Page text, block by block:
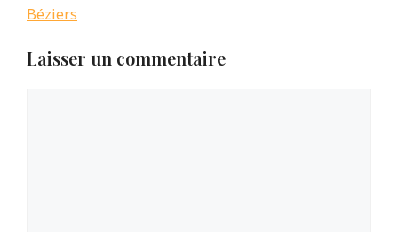
Béziers
Laisser un commentaire